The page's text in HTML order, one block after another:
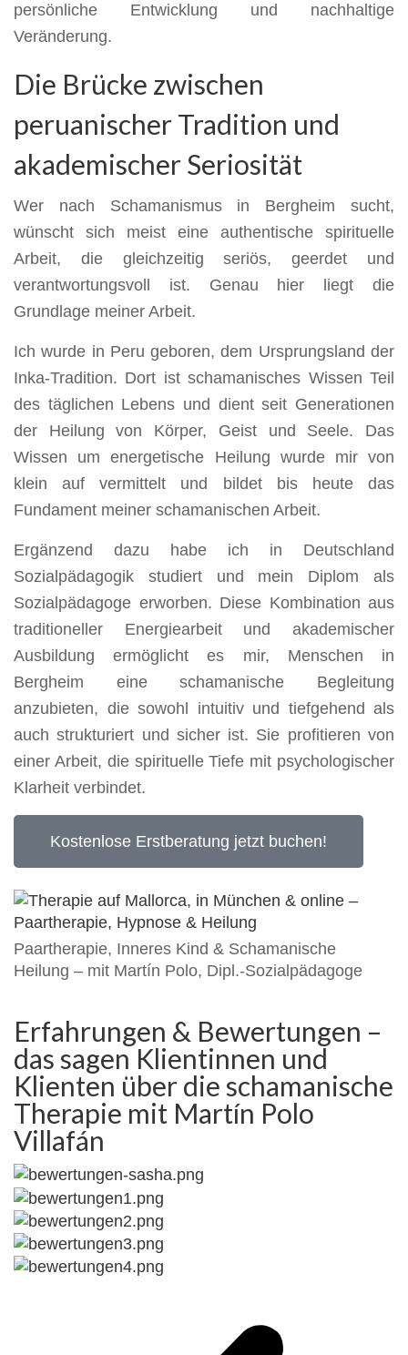
persönliche Entwicklung und nachhaltige
Veränderung.
Die Brücke zwischen
peruanischer Tradition und
akademischer Seriosität
Wer nach Schamanismus in Bergheim sucht,
wünscht sich meist eine authentische spirituelle
Arbeit, die gleichzeitig seriös, geerdet und
verantwortungsvoll ist. Genau hier liegt die
Grundlage meiner Arbeit.
Ich wurde in Peru geboren, dem Ursprungsland der
Inka-Tradition. Dort ist schamanisches Wissen Teil
des täglichen Lebens und dient seit Generationen
der Heilung von Körper, Geist und Seele. Das
Wissen um energetische Heilung wurde mir von
klein auf vermittelt und bildet bis heute das
Fundament meiner schamanischen Arbeit.
Ergänzend dazu habe ich in Deutschland
Sozialpädagogik studiert und mein Diplom als
Sozialpädagoge erworben. Diese Kombination aus
traditioneller Energiearbeit und akademischer
Ausbildung ermöglicht es mir, Menschen in
Bergheim eine schamanische Begleitung
anzubieten, die sowohl intuitiv und tiefgehend als
auch strukturiert und sicher ist. Sie profitieren von
einer Arbeit, die spirituelle Tiefe mit psychologischer
Klarheit verbindet.
Kostenlose Erstberatung jetzt buchen!
Paartherapie, Inneres Kind & Schamanische
Heilung – mit Martín Polo, Dipl.-Sozialpädagoge
Erfahrungen & Bewertungen –
das sagen Klientinnen und
Klienten über die schamanische
Therapie mit Martín Polo
Villafán